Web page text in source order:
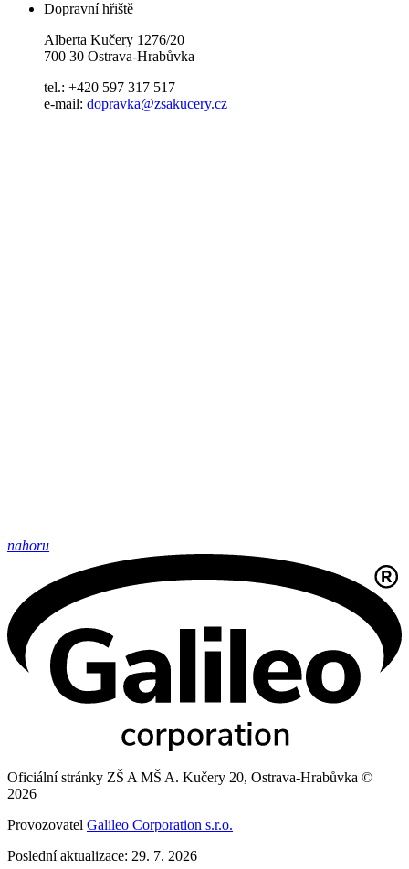
Dopravní hřiště
Alberta Kučery 1276/20
700 30 Ostrava-Hrabůvka
tel.: +420 597 317 517
e-mail: dopravka@zsakucery.cz
nahoru
Oficiální stránky ZŠ A MŠ A. Kučery 20, Ostrava-Hrabůvka ©
2026
Provozovatel Galileo Corporation s.r.o.
Poslední aktualizace: 29. 7. 2026